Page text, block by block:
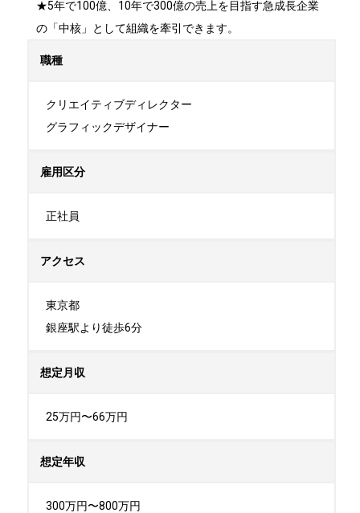
★5年で100億、10年で300億の売上を目指す急成長企業
の「中核」として組織を牽引できます。
職種
クリエイティブディレクター
グラフィックデザイナー
雇用区分
正社員
アクセス
東京都
銀座駅より徒歩6分
想定月収
25万円〜66万円
想定年収
300万円〜800万円